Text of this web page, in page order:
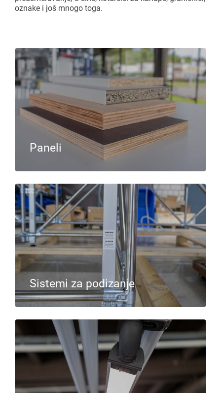
oznake i još mnogo toga.
Paneli
Sistemi za podizanje